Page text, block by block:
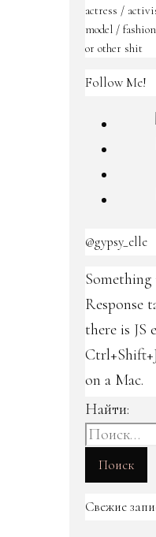
actress /
model /
or other shit
Follow Me!
@gypsy_elle
Something
Response
there is JS
on a Mac.
Найти:
Свежие